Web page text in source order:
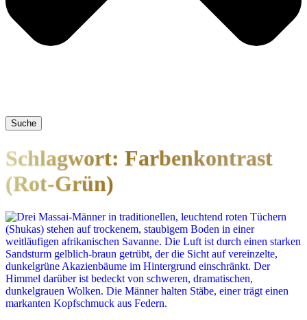
Suche
Schlagwort: Farbenkontrast
(Rot-Grün)